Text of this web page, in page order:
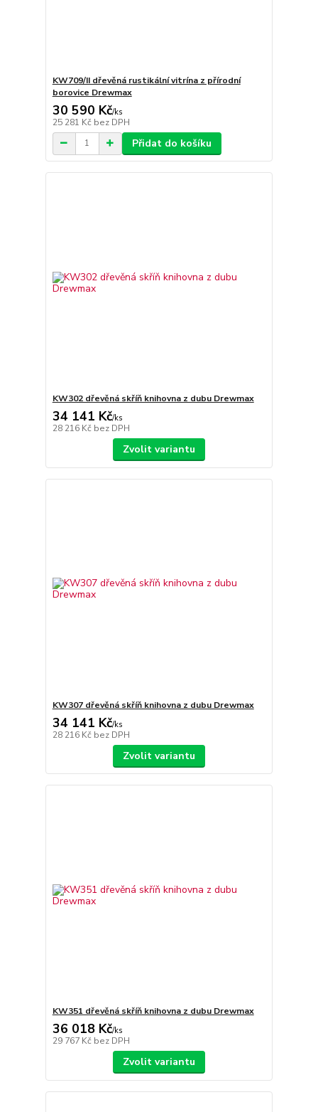
KW709/II dřevěná rustikální vitrína z přírodní
borovice Drewmax
30 590 Kč/ks
25 281 Kč bez DPH
Přidat do košíku
KW302 dřevěná skříň knihovna z dubu Drewmax
34 141 Kč/ks
28 216 Kč bez DPH
Zvolit variantu
KW307 dřevěná skříň knihovna z dubu Drewmax
34 141 Kč/ks
28 216 Kč bez DPH
Zvolit variantu
KW351 dřevěná skříň knihovna z dubu Drewmax
36 018 Kč/ks
29 767 Kč bez DPH
Zvolit variantu